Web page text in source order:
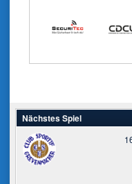
Nächstes Spiel